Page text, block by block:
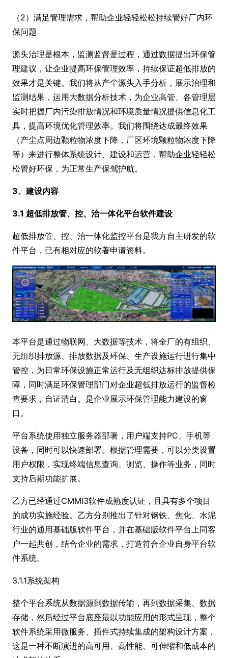
（2）满足管理需求，帮助企业轻轻松松持续管好厂内环
保问题
源头治理是根本，监测监督是过程，通过数据提出环保管
理建议，让企业提高环保管理效率，持续保证超低排放的
效果才是关键。我们将从产尘源头入手分析，展示治理和
监测结果，运用大数据分析技术，为企业高管、各管理层
实时把握厂内污染排放情况和环境质量情况提供信息化工
具，提高环境优化管理效率。我们将围绕达成最终效果
（产尘点周边颗粒物浓度下降，厂区环境颗粒物浓度下降
等）来进行整体系统设计、建设和运营，帮助企业轻轻松
松管好环保，为正常生产保驾护航。
3、建设内容
3.1 超低排放管、控、治一体化平台软件建设
超低排放管、控、治一体化监控平台是我方自主研发的软
件平台，已有相对应的软著申请资料。
本平台是通过物联网、大数据等技术，将全厂的有组织、
无组织排放源、排放数据及环保、生产设施运行进行集中
管控，为日常环保设施正常运行及无组织达标排放提供保
障，同时满足环保管理部门对企业超低排放运行的监督检
查要求，自证清白。是企业展示环保管理能力建设的窗
口。
平台系统使用独立服务器部署，用户端支持PC、手机等
设备，同时可以快速部署。根据管理需要，可以分类设置
用户权限，实现终端信息查询、浏览、操作等业务，同时
支持后期功能扩展。
乙方已经通过CMMI3软件成熟度认证，且具有多个项目
的成功实施经验。乙方分别推出了针对钢铁、焦化、水泥
行业的通用基础版软件平台，并在基础版软件平台上同客
户一起共创，结合企业的需求，打造符合企业自身平台软
件系统。
3.1.1系统架构
整个平台系统从数据源到数据传输，再到数据采集、数据
存储，然后经过平台底座最以功能应用的形式呈现，整个
软件系统采用微服务、插件式持续集成的架构设计方案，
这是一种不断演进的高可用、高性能、可伸缩和低成本的